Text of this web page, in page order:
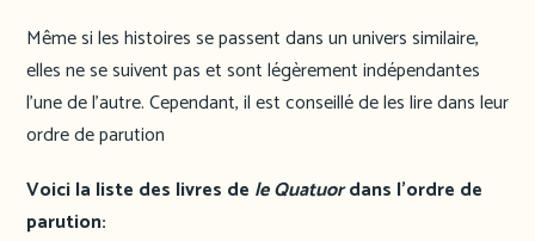
Même si les histoires se passent dans un univers similaire,
elles ne se suivent pas et sont légèrement indépendantes
l’une de l’autre. Cependant, il est conseillé de les lire dans leur
ordre de parution
Voici la liste des livres de le Quatuordans l’ordre de
parution: